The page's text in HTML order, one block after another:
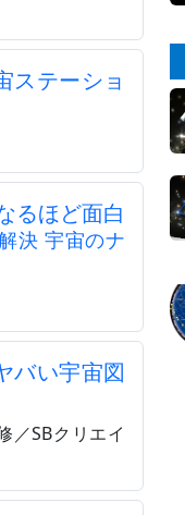
ステーショ
るほど面白
決 宇宙のナ
バい宇宙図
／SBクリエイ